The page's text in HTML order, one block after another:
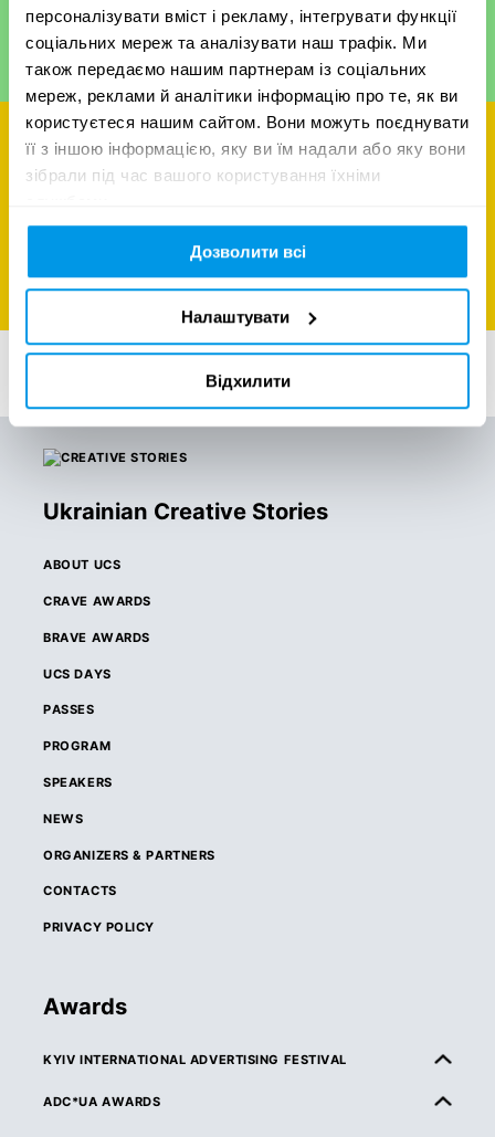
персоналізувати вміст і рекламу, інтегрувати функції
соціальних мереж та аналізувати наш трафік. Ми
також передаємо нашим партнерам із соціальних
мереж, реклами й аналітики інформацію про те, як ви
користуєтеся нашим сайтом. Вони можуть поєднувати
її з іншою інформацією, яку ви їм надали або яку вони
зібрали під час вашого користування їхніми
Дозволити всі
Налаштувати
Відхилити
UKRAINIAN DESIGN THE VERY BEST OF
Ukrainian Creative Stories
ABOUT UCS
CRAVE AWARDS
BRAVE AWARDS
UCS DAYS
PASSES
PROGRAM
SPEAKERS
NEWS
ORGANIZERS & PARTNERS
CONTACTS
PRIVACY POLICY
Awards
KYIV INTERNATIONAL ADVERTISING FESTIVAL
ABOUT KIAF
ADC*UA AWARDS